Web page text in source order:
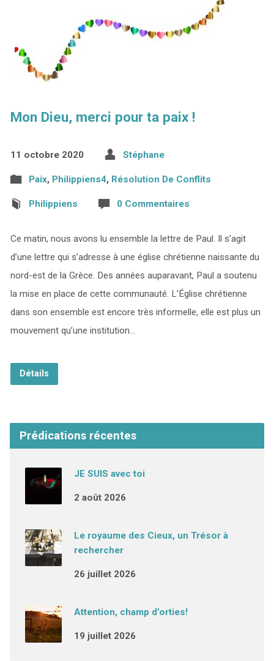
Mon Dieu, merci pour ta paix !
11 octobre 2020 Stéphane
Paix, Philippiens4, Résolution De Conflits
Philippiens 0 Commentaires
Ce matin, nous avons lu ensemble la lettre de Paul. Il s’agit
d’une lettre qui s’adresse à une église chrétienne naissante du
nord-est de la Grèce. Des années auparavant, Paul a soutenu
la mise en place de cette communauté. L’Église chrétienne
dans son ensemble est encore très informelle, elle est plus un
mouvement qu’une institution…
Détails
Prédications récentes
JE SUIS avec toi
2 août 2026
Le royaume des Cieux, un Trésor à
rechercher
26 juillet 2026
Attention, champ d’orties!
19 juillet 2026